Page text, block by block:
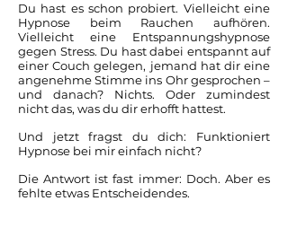
Du hast es schon probiert. Vielleicht eine
Hypnose beim Rauchen aufhören.
Vielleicht eine Entspannungshypnose
gegen Stress. Du hast dabei entspannt auf
einer Couch gelegen, jemand hat dir eine
angenehme Stimme ins Ohr gesprochen –
und danach? Nichts. Oder zumindest
nicht das, was du dir erhofft hattest.
Und jetzt fragst du dich: Funktioniert
Hypnose bei mir einfach nicht?
Die Antwort ist fast immer: Doch. Aber es
fehlte etwas Entscheidendes.